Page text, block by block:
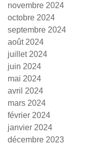
novembre 2024
octobre 2024
septembre 2024
août 2024
juillet 2024
juin 2024
mai 2024
avril 2024
mars 2024
février 2024
janvier 2024
décembre 2023